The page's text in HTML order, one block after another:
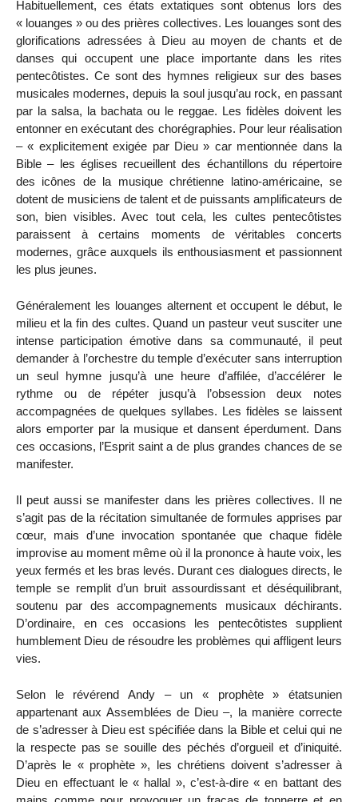
Habituellement, ces états extatiques sont obtenus lors des
« louanges » ou des prières collectives. Les louanges sont des
glorifications adressées à Dieu au moyen de chants et de
danses qui occupent une place importante dans les rites
pentecôtistes. Ce sont des hymnes religieux sur des bases
musicales modernes, depuis la soul jusqu’au rock, en passant
par la salsa, la bachata ou le reggae. Les fidèles doivent les
entonner en exécutant des chorégraphies. Pour leur réalisation
– « explicitement exigée par Dieu » car mentionnée dans la
Bible – les églises recueillent des échantillons du répertoire
des icônes de la musique chrétienne latino-américaine, se
dotent de musiciens de talent et de puissants amplificateurs de
son, bien visibles. Avec tout cela, les cultes pentecôtistes
paraissent à certains moments de véritables concerts
modernes, grâce auxquels ils enthousiasment et passionnent
les plus jeunes.
Généralement les louanges alternent et occupent le début, le
milieu et la fin des cultes. Quand un pasteur veut susciter une
intense participation émotive dans sa communauté, il peut
demander à l’orchestre du temple d’exécuter sans interruption
un seul hymne jusqu’à une heure d’affilée, d’accélérer le
rythme ou de répéter jusqu’à l’obsession deux notes
accompagnées de quelques syllabes. Les fidèles se laissent
alors emporter par la musique et dansent éperdument. Dans
ces occasions, l’Esprit saint a de plus grandes chances de se
manifester.
Il peut aussi se manifester dans les prières collectives. Il ne
s’agit pas de la récitation simultanée de formules apprises par
cœur, mais d’une invocation spontanée que chaque fidèle
improvise au moment même où il la prononce à haute voix, les
yeux fermés et les bras levés. Durant ces dialogues directs, le
temple se remplit d’un bruit assourdissant et déséquilibrant,
soutenu par des accompagnements musicaux déchirants.
D’ordinaire, en ces occasions les pentecôtistes supplient
humblement Dieu de résoudre les problèmes qui affligent leurs
vies.
Selon le révérend Andy – un « prophète » étatsunien
appartenant aux Assemblées de Dieu –, la manière correcte
de s’adresser à Dieu est spécifiée dans la Bible et celui qui ne
la respecte pas se souille des péchés d’orgueil et d’iniquité.
D’après le « prophète », les chrétiens doivent s’adresser à
Dieu en effectuant le « hallal », c’est-à-dire « en battant des